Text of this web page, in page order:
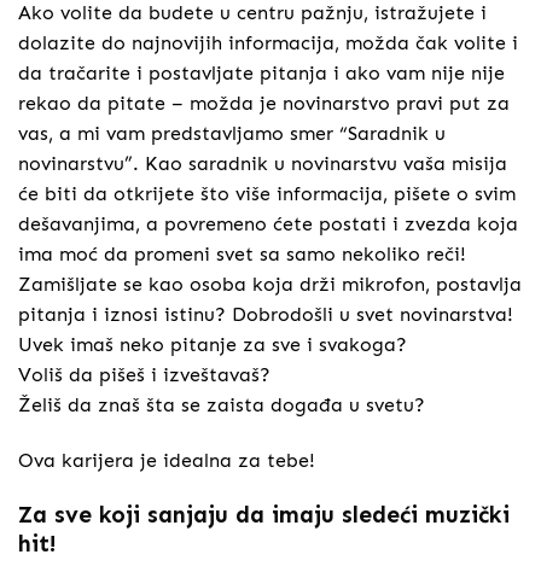
Ako volite da budete u centru pažnju, istražujete i
dolazite do najnovijih informacija, možda čak volite i
da tračarite i postavljate pitanja i ako vam nije nije
rekao da pitate – možda je novinarstvo pravi put za
vas, a mi vam predstavljamo smer “Saradnik u
novinarstvu”. Kao saradnik u novinarstvu vaša misija
će biti da otkrijete što više informacija, pišete o svim
dešavanjima, a povremeno ćete postati i zvezda koja
ima moć da promeni svet sa samo nekoliko reči!
Zamišljate se kao osoba koja drži mikrofon, postavlja
pitanja i iznosi istinu? Dobrodošli u svet novinarstva!
Uvek imaš neko pitanje za sve i svakoga?
Voliš da pišeš i izveštavaš?
Želiš da znaš šta se zaista događa u svetu?
Ova karijera je idealna za tebe!
Za sve koji sanjaju da imaju sledeći muzički
hit!